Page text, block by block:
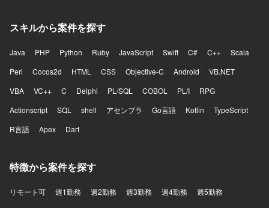
スキルから案件を探す
Java PHP Python Ruby JavaScript Swift C# C++
Scala
Perl
Cocos2d HTML CSS Objective-C Android
VB.NET
VBA
VC++ C Delphi PL/SQL COBOL PL/I
RPG
Actionscript
SQL shell アセンブラ Go言語 Kotlin
TypeScript
R言語
Apex Dart
特徴から案件を探す
リモート可 週1勤務 週2勤務 週3勤務 週4勤務 週5勤務